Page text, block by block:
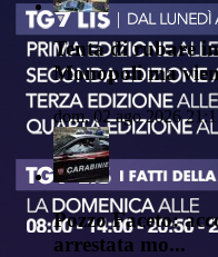
Tenta di rubare
Monopoli ma
dom, 02 ago 2026
Pozzo Faceto:
arrestata mo...